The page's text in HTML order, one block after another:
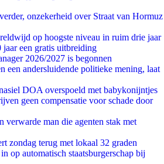
onzekerheid over Straat van Hormuz
op hoogste niveau in ruim drie jaar
een gratis uitbreiding
2026/2027 is begonnen
een andersluidende politieke mening, laat
DOA overspoeld met babykonijntjes
geen compensatie voor schade door
verwarde man die agenten stak met
zondag terug met lokaal 32 graden
op automatisch staatsburgerschap bij